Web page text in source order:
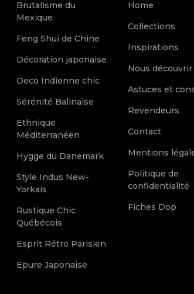
Brutalisme du
Mexique
Feng Shui de Chine
Décoration japonaise
Deco Indienne chic
Sérénité Balinaise
Ethnique
Méditerranéen
Hygge du Danemark
Style Indus New-
Yorkais
Rustique Chic
Québécois
Esprit Rétro Parisien
Epure Japonaise
Home
Collections
Inspirations
Nous découvrir
Astuces et
Revendeurs
Contact
Mentions
Politique de
confidentialité
Fiches Dop